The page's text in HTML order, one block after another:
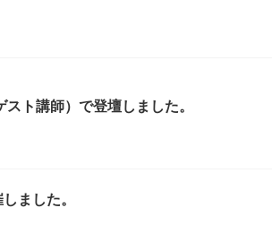
ト講師）で登壇しました。
ました。